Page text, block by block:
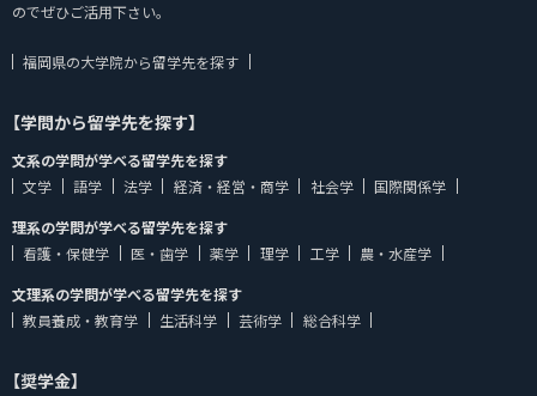
のでぜひご活用下さい。
福岡県の大学院から留学先を探す
【学問から留学先を探す】
文系の学問が学べる留学先を探す
文学
語学 法学 経済・経営・商学 社会学
国際関係学
理系の学問が学べる留学先を探す
看護・保健学
医・歯学 薬学 理学 工学
農・水産学
文理系の学問が学べる留学先を探す
教員養成・教育学
生活科学 芸術学 総合科学
【奨学金】